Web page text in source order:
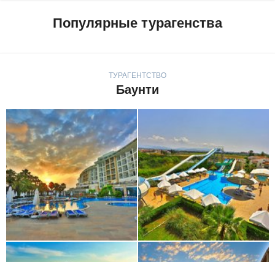
Популярные турагенства
ТУРАГЕНТСТВО
Баунти